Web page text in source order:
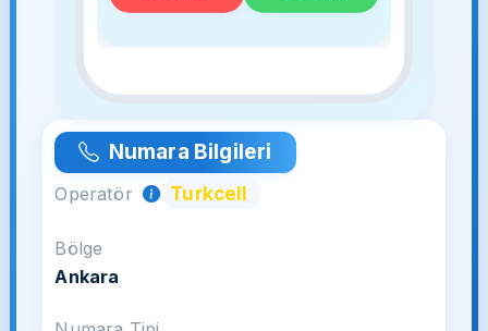
Numara Bilgileri
Operatör Turkcell
Bölge
Ankara